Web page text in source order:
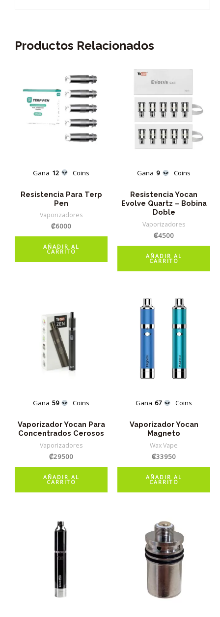
Productos Relacionados
Gana 12 Coins
Resistencia Para Terp
Pen
Vaporizadores
₡6000
AÑADIR AL
CARRITO
Gana 9 Coins
Resistencia Yocan
Evolve Quartz – Bobina
Doble
Vaporizadores
₡4500
AÑADIR AL
CARRITO
Gana 59 Coins
Vaporizador Yocan Para
Concentrados Cerosos
Vaporizadores
₡29500
AÑADIR AL
CARRITO
Gana 67 Coins
Vaporizador Yocan
Magneto
Wax Vape
₡33950
AÑADIR AL
CARRITO